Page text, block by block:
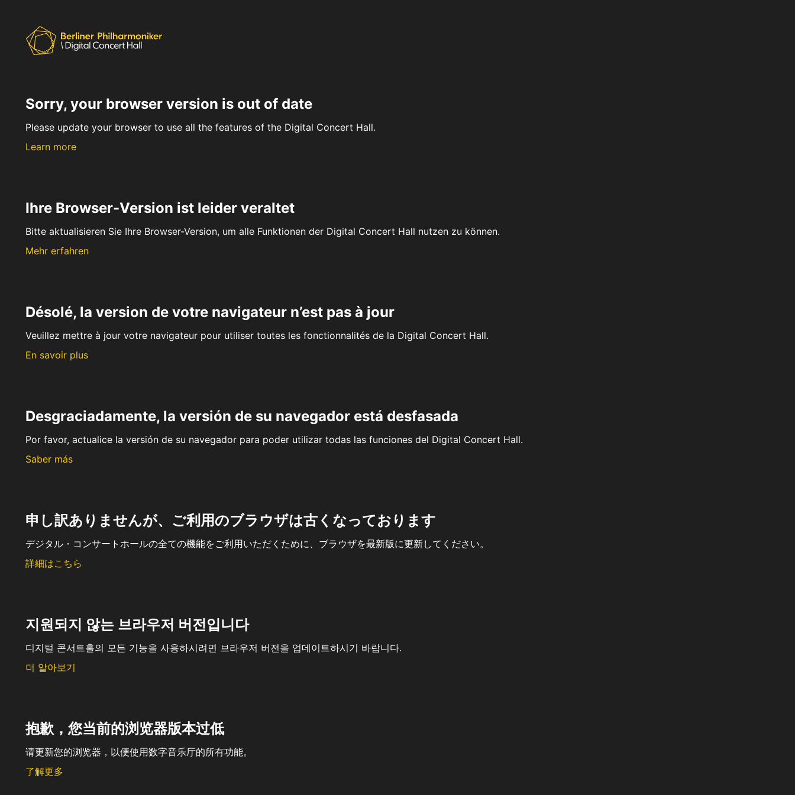
Sorry, your browser version is out of date
Please update your browser to use all the features of the Digital Concert Hall.
Learn more
Ihre Browser-Version ist leider veraltet
Bitte aktualisieren Sie Ihre Browser-Version, um alle Funktionen der Digital Concert Hall nutzen zu können.
Mehr erfahren
Désolé, la version de votre navigateur n’est pas à jour
Veuillez mettre à jour votre navigateur pour utiliser toutes les fonctionnalités de la Digital Concert Hall.
En savoir plus
Desgraciadamente, la versión de su navegador está desfasada
Por favor, actualice la versión de su navegador para poder utilizar todas las funciones del Digital Concert Hall.
Saber más
申し訳ありませんが、ご利用のブラウザは古くなっております
デジタル・コンサートホールの全ての機能をご利用いただくために、ブラウザを最新版に更新してください。
詳細はこちら
지원되지 않는 브라우저 버전입니다
디지털 콘서트홀의 모든 기능을 사용하시려면 브라우저 버전을 업데이트하시기 바랍니다.
더 알아보기
抱歉，您当前的浏览器版本过低
请更新您的浏览器，以便使用数字音乐厅的所有功能。
了解更多